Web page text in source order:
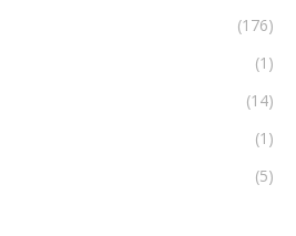
(176)
(1)
(14)
(1)
(5)